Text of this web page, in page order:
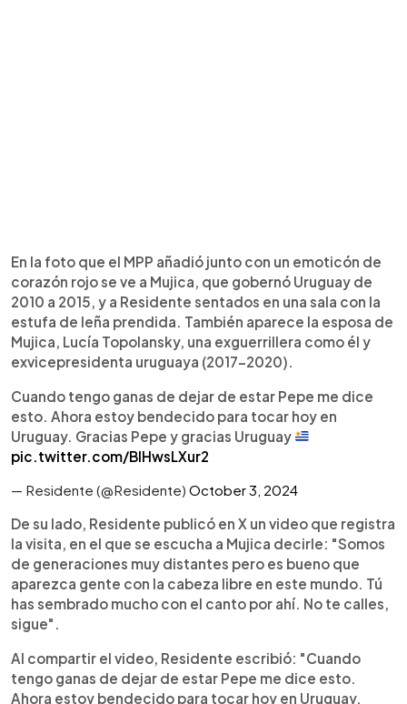
En la foto que el MPP añadió junto con un emoticón de
corazón rojo se ve a Mujica, que gobernó Uruguay de
2010 a 2015, y a Residente sentados en una sala con la
estufa de leña prendida. También aparece la esposa de
Mujica, Lucía Topolansky, una exguerrillera como él y
exvicepresidenta uruguaya (2017-2020).
Cuando tengo ganas de dejar de estar Pepe me dice
esto. Ahora estoy bendecido para tocar hoy en
Uruguay. Gracias Pepe y gracias Uruguay
pic.twitter.com/BlHwsLXur2
— Residente (@Residente) October 3, 2024
De su lado, Residente publicó en X un video que registra
la visita, en el que se escucha a Mujica decirle: "Somos
de generaciones muy distantes pero es bueno que
aparezca gente con la cabeza libre en este mundo. Tú
has sembrado mucho con el canto por ahí. No te calles,
sigue".
Al compartir el video, Residente escribió: "Cuando
tengo ganas de dejar de estar Pepe me dice esto.
Ahora estoy bendecido para tocar hoy en Uruguay.